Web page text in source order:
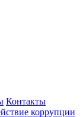
Контакты
коррупции